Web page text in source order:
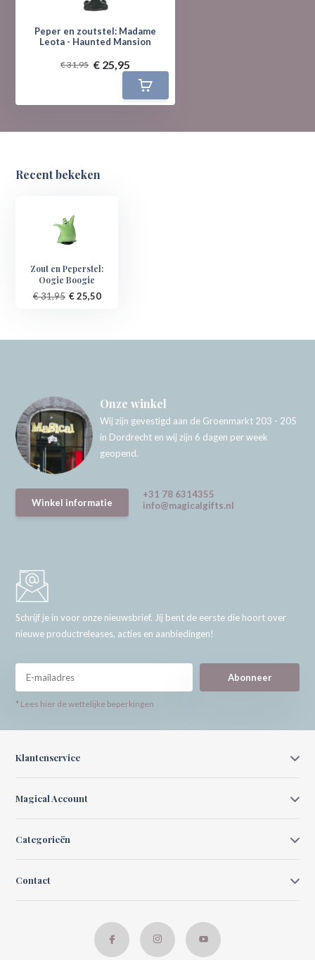
Peper en zoutstel: Madame
Leota - Haunted Mansion
€ 31,95 € 25,95
Recent bekeken
Zout en Peperstel:
Oogie Boogie
€ 31,95 € 25,50
Onze winkel
Wij zijn gevestigd aan de Groenmarkt 203 - 205
in Dordrecht en wij zijn 6 dagen per week
geopend.
Winkel informatie
+31 78 6314355
info@magicalgifts.nl
Schrijf je in voor onze nieuwsbrief. Jij bent de eerste die hoort over
nieuwe productreleases, acties en aanbiedingen!
Abonneer
* Lees hier de wettelijke beperkingen
Klantenservice
Magical Account
Categorieën
Contact